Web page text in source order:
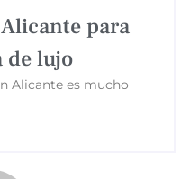
para
de lujo
Alicante es mucho